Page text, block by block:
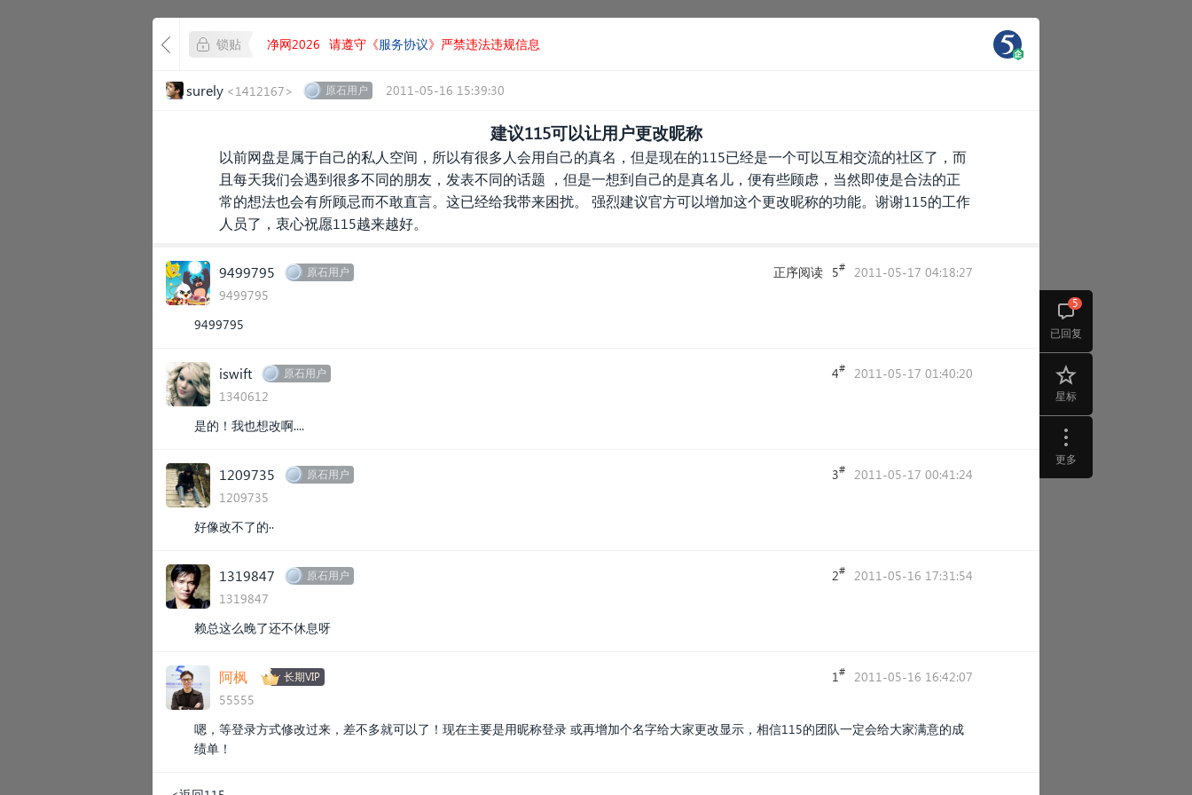
已回复
5
星标
更多
锁贴 净网2026 请遵守《服务协议》严禁违法违规信息
surely <1412167> 原石用户 2011-05-16 15:39:30
建议115可以让用户更改昵称
以前网盘是属于自己的私人空间，所以有很多人会用自己的真名，但是现在的115已经是一个可以互相交流的社区了，而
且每天我们会遇到很多不同的朋友，发表不同的话题 ，但是一想到自己的是真名儿，便有些顾虑，当然即使是合法的正
常的想法也会有所顾忌而不敢直言。这已经给我带来困扰。 强烈建议官方可以增加这个更改昵称的功能。谢谢115的工作
人员了，衷心祝愿115越来越好。
9499795 原石用户
9499795
正序阅读 5# 2011-05-17 04:18:27
9499795
iswift 原石用户
1340612
4# 2011-05-17 01:40:20
是的！我也想改啊....
1209735 原石用户
1209735
3# 2011-05-17 00:41:24
好像改不了的··
1319847 原石用户
1319847
2# 2011-05-16 17:31:54
赖总这么晚了还不休息呀
阿枫 长期VIP
55555
1# 2011-05-16 16:42:07
嗯，等登录方式修改过来，差不多就可以了！现在主要是用昵称登录 或再增加个名字给大家更改显示，相信115的团队一定会给大家满意的成
绩单！